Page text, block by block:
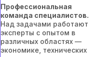
Профессиональная
команда специалистов.
Над задачами работают
эксперты с опытом в
различных областях —
экономике, технических